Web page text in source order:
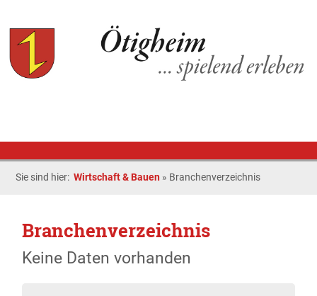
Sie sind hier:Wirtschaft & Bauen » Branchenverzeichnis
Branchenverzeichnis
Keine Daten vorhanden